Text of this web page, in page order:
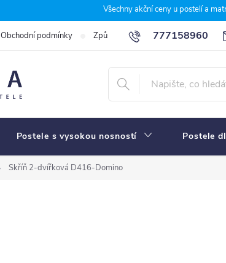
Všechny akční ceny u postelí a
777158960
Obchodní podmínky Způsoby a ceny dopravy 7
Postele s vysokou nosností Postele
Skříň 2-dvířková D416-Domino